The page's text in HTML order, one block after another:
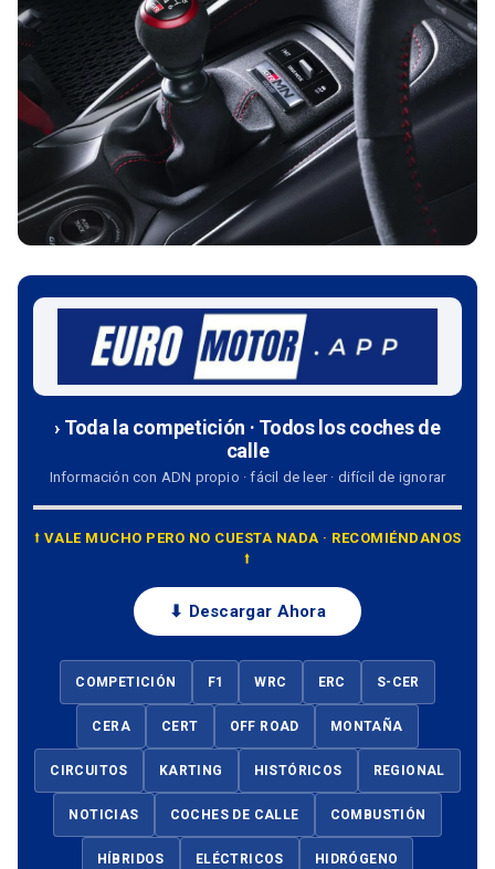
› Toda la competición · Todos los coches de
calle
Información con ADN propio · fácil de leer · difícil de ignorar
⭡ VALE MUCHO PERO NO CUESTA NADA · RECOMIÉNDANOS
⭡
⬇ Descargar Ahora
COMPETICIÓN F1 WRC ERC S-CER
CERA CERT OFF ROAD MONTAÑA
CIRCUITOS KARTING HISTÓRICOS REGIONAL
NOTICIAS COCHES DE CALLE COMBUSTIÓN
HÍBRIDOS ELÉCTRICOS HIDRÓGENO